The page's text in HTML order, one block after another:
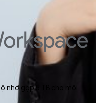
nhớ gộp 5 TB cho mỗi